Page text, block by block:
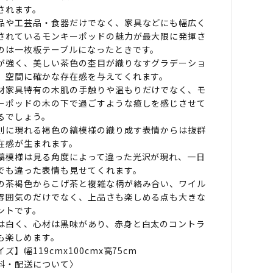
れます。
や工芸品・食器だけでなく、家具などにも幅広く
れているモンキーポッドの魅力が最大限に発揮さ
は一枚板テーブルになったときです。
強く、美しい茶色の杢目が織りなすグラデーショ
空間に確かな存在感を与えてくれます。
家具特有の木肌の手触りや温もりだけでなく、モ
ポッドの木の下で過ごすような癒しを感じさせて
でしょう。
に現れる褐色の縞模様の織り成す表情からは抜群
感が生まれます。
模様は見る角度によって違った光沢が現れ、一日
も違った表情も見せてくれます。
茶褐色からこげ茶と複雑な柄が絡み合い、ワイル
囲気のだけでなく、上品さも楽しめる点も大きな
トです。
白く、心材は黒味があり、赤身と白太のコントラ
楽しめます。
ズ】幅119cmx100cmx高75cm
・配送について〉